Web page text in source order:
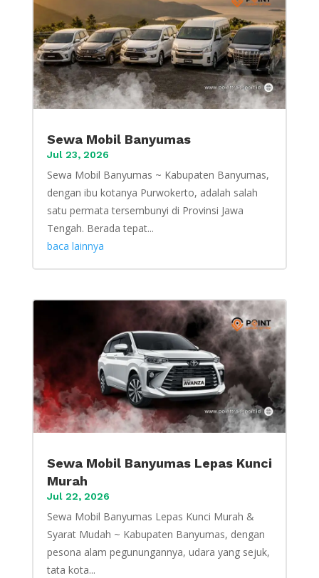
Sewa Mobil Banyumas
Jul 23, 2026
Sewa Mobil Banyumas ~ Kabupaten Banyumas,
dengan ibu kotanya Purwokerto, adalah salah
satu permata tersembunyi di Provinsi Jawa
Tengah. Berada tepat...
baca lainnya
Sewa Mobil Banyumas Lepas Kunci
Murah
Jul 22, 2026
Sewa Mobil Banyumas Lepas Kunci Murah &
Syarat Mudah ~ Kabupaten Banyumas, dengan
pesona alam pegunungannya, udara yang sejuk,
tata kota...